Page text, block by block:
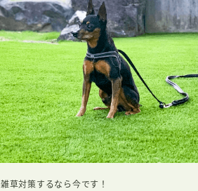
雑草対策するなら今です！